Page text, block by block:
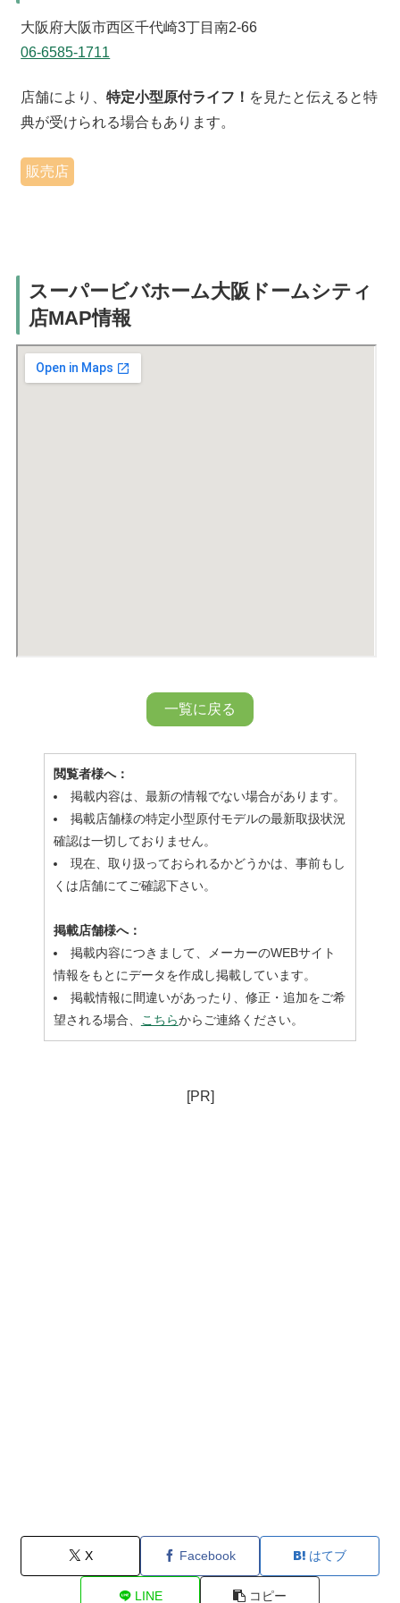
大阪府大阪市西区千代崎3丁目南2-66
06-6585-1711
店舗により、特定小型原付ライフ！ を見たと伝えると特
典が受けられる場合もあります。
販売店
スーパービバホーム大阪ドームシティ
店MAP情報
一覧に戻る
閲覧者様へ：
掲載内容は、最新の情報でない場合があります。
掲載店舗様の特定小型原付モデルの最新取扱状況
確認は一切しておりません。
現在、取り扱っておられるかどうかは、事前もし
くは店舗にてご確認下さい。
掲載店舗様へ：
掲載内容につきまして、メーカーのWEBサイト
情報をもとにデータを作成し掲載しています。
掲載情報に間違いがあったり、修正・追加をご希
望される場合、
こちらからご連絡ください。
[PR]
X Facebook はてブ
LINE コピー